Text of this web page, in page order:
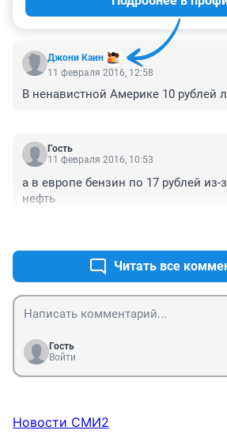
Джони Каин
11 февраля 2016, 12:58
В ненавистной Америке 10 рублей
Гость
11 февраля 2016, 10:53
а в европе бензин по 17 рублей из-
нефть
Читать все
Гость
Войти
Новости СМИ2